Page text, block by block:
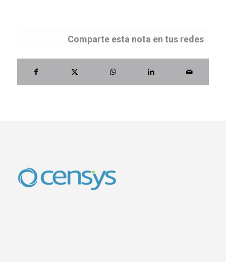
Comparte esta nota en tus redes